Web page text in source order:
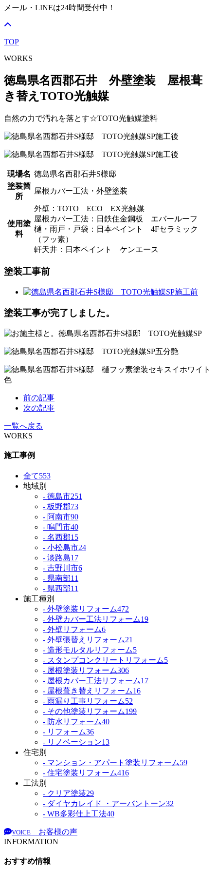
メール・LINEは24時間受付中！
TOP
WORKS
徳島県名西郡石井 外壁塗装 屋根葺
き替えTOTO光触媒
自然の力で汚れを落とす☆TOTO光触媒塗料
現場名 徳島県名西郡石井S様邸
塗装箇
所
屋根カバー工法・外壁塗装
使用塗
料
外壁：TOTO ECO EX光触媒
屋根カバー工法：日鉄住金鋼板 エバールーフ
樋・雨戸・戸袋：日本ペイント 4Fセラミック
（フッ素）
軒天井：日本ペイント ケンエース
塗装工事前
塗装工事が完了しました。
前の記事
次の記事
一覧へ戻る
WORKS
施工事例
全て553
地域別
- 徳島市251
- 板野郡73
- 阿南市90
- 鳴門市40
- 名西郡15
- 小松島市24
- 淡路島17
- 吉野川市6
- 県南部11
- 県西部11
施工種別
- 外壁塗装リフォーム472
- 外壁カバー工法リフォーム19
- 外壁リフォーム6
- 外壁張替えリフォーム21
- 造形モルタルリフォーム5
- スタンプコンクリートリフォーム5
- 屋根塗装リフォーム306
- 屋根カバー工法リフォーム17
- 屋根葺き替えリフォーム16
- 雨漏り工事リフォーム52
- その他塗装リフォーム199
- 防水リフォーム40
- リフォーム36
- リノベーション13
住宅別
- マンション・アパート塗装リフォーム59
- 住宅塗装リフォーム416
工法別
- クリア塗装29
- ダイヤカレイド ・アーバントーン32
- WB多彩仕上工法40
VOICE
お客様の声
INFORMATION
おすすめ情報